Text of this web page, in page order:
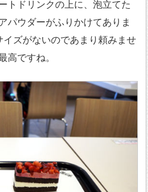
トドリンクの上に、泡立てた
パウダーがふりかけてありま
ズがないのであまり頼みませ
高ですね。